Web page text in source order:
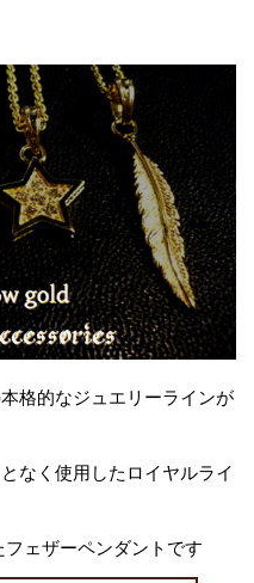
格的なジュエリーラインが
なく使用したロイヤルライ
ェザーペンダントです